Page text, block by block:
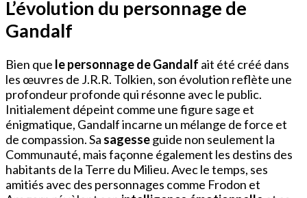
L’évolution du personnage de
Gandalf
Bien que le personnage de Gandalf ait été créé dans
les œuvres de J.R.R. Tolkien, son évolution reflète une
profondeur profonde qui résonne avec le public.
Initialement dépeint comme une figure sage et
énigmatique, Gandalf incarne un mélange de force et
de compassion. Sa sagesseguide non seulement la
Communauté, mais façonne également les destins des
habitants de la Terre du Milieu. Avec le temps, ses
amitiés avec des personnages comme Frodon et